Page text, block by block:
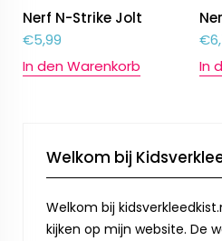
Nerf N-Strike Jolt
€5,99
In den Warenkorb
€
In
Welkom bij
Welkom bij
kijken op mijn website. De